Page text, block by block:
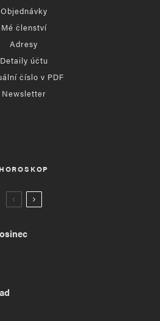
Objednávky
Mé členství
Adresy
Detaily účtu
číslo v PDF
Newsletter
HOROSKOP